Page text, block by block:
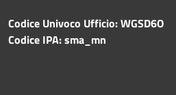
Codice Univoco Ufficio: WGSD6O
Codice IPA: sma_mn